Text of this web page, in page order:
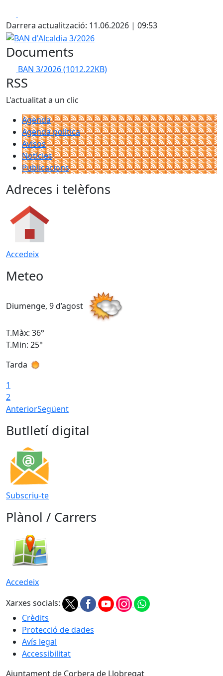
Darrera actualització: 11.06.2026 | 09:53
BAN d'Alcaldia 3/2026
Documents
BAN 3/2026(1012.22KB)
RSS
L'actualitat a un clic
Agenda
Agenda política
Avisos
Notícies
Publicacions
Adreces i telèfons
Accedeix
Meteo
Diumenge, 9 d’agost
T.Màx: 36°
T.Min: 25°
Tarda
1
2
AnteriorSegüent
Butlletí digital
Subscriu-te
Plànol / Carrers
Accedeix
Xarxes socials:
Crèdits
Protecció de dades
Avís legal
Accessibilitat
Ajuntament de Corbera de Llobregat